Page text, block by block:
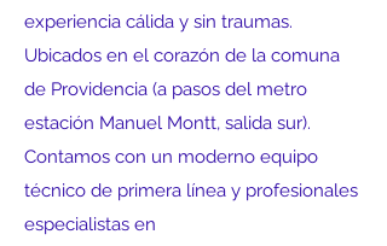
experiencia cálida y sin traumas.
Ubicados en el corazón de la comuna
de Providencia (a pasos del metro
estación Manuel Montt, salida sur).
Contamos con un moderno equipo
técnico de primera línea y profesionales
especialistas en